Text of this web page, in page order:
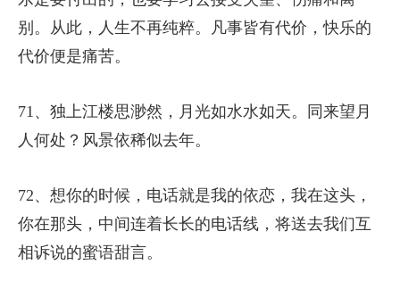
别。从此，人生不再纯粹。凡事皆有代价，快乐的
代价便是痛苦。
71、独上江楼思渺然，月光如水水如天。同来望月
人何处？风景依稀似去年。
72、想你的时候，电话就是我的依恋，我在这头，
你在那头，中间连着长长的电话线，将送去我们互
相诉说的蜜语甜言。